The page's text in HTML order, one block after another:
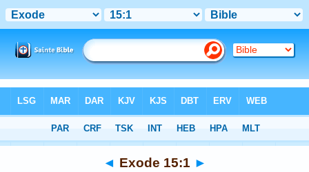
Chapitre 15> Verset 1
◄ Exode 15:1 ►